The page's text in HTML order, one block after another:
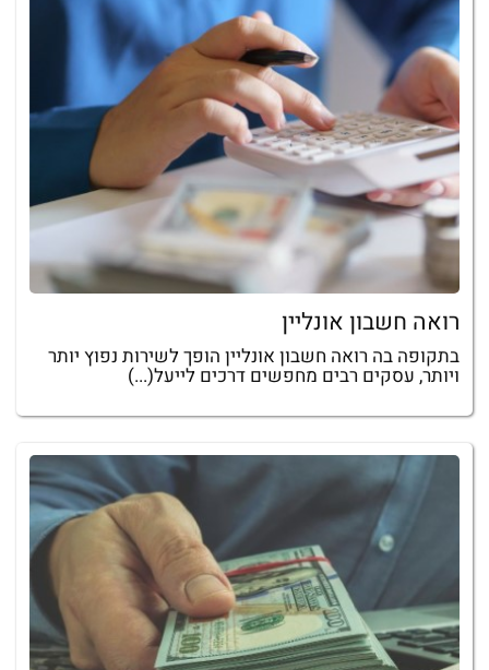
רואה חשבון אונליין
בתקופה בה רואה חשבון אונליין הופך לשירות נפוץ יותר
ויותר, עסקים רבים מחפשים דרכים לייעל(...)